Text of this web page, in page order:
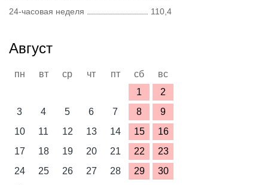
24-часовая неделя
110,4
Август
пн вт ср чт пт сб
вс
1
2
3
4 5 6 7 8
9
10
11 12 13 14 15
16
17
18 19 20 21 22
23
24
25 26 27 28 29
30